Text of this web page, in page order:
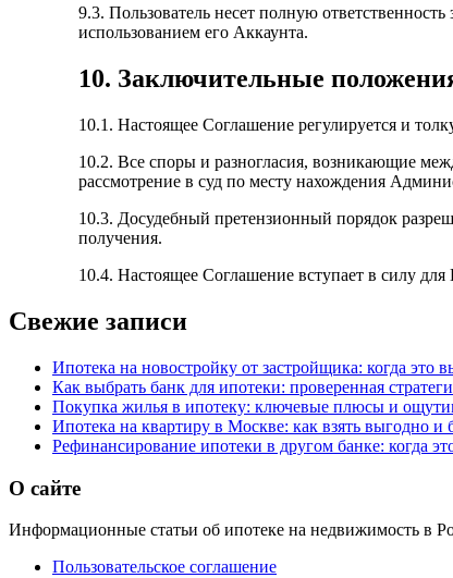
9.3. Пользователь несет полную
использованием его Аккаунта.
10. Заключительные
10.1. Настоящее Соглашение регулируется и
10.2. Все споры и разногласия, возникающие
рассмотрение в суд по месту нахождения
10.3. Досудебный претензионный порядок
получения.
10.4. Настоящее Соглашение вступает в силу для
Свежие записи
Ипотека на новостройку от застройщика: когда это
Как выбрать банк для ипотеки: проверенная
Покупка жилья в ипотеку: ключевые плюсы и
Ипотека на квартиру в Москве: как взять выгодно и
Рефинансирование ипотеки в другом банке: когда
О сайте
Информационные статьи об ипотеке на недвижимость в
Пользовательское соглашение